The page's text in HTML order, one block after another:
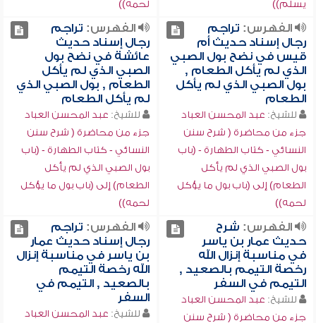
يسلم))
لحمه))
الفهرس: تراجم
رجال إسناد حديث أم
قيس في نضح بول الصبي
الذي لم يأكل الطعام ,
بول الصبي الذي لم يأكل
الطعام
للشيخ: عبد المحسن العباد
جزء من محاضرة ( شرح سنن
النسائي - كتاب الطهارة - (باب
بول الصبي الذي لم يأكل
الطعام) إلى (باب بول ما يؤكل
لحمه))
الفهرس: تراجم
رجال إسناد حديث
عائشة في نضح بول
الصبي الذي لم يأكل
الطعام , بول الصبي الذي
لم يأكل الطعام
للشيخ: عبد المحسن العباد
جزء من محاضرة ( شرح سنن
النسائي - كتاب الطهارة - (باب
بول الصبي الذي لم يأكل
الطعام) إلى (باب بول ما يؤكل
لحمه))
الفهرس: شرح
حديث عمار بن ياسر
في مناسبة إنزال الله
رخصة التيمم بالصعيد ,
التيمم في السفر
للشيخ: عبد المحسن العباد
جزء من محاضرة ( شرح سنن
الفهرس: تراجم
رجال إسناد حديث عمار
بن ياسر في مناسبة إنزال
الله رخصة التيمم
بالصعيد , التيمم في
السفر
للشيخ: عبد المحسن العباد